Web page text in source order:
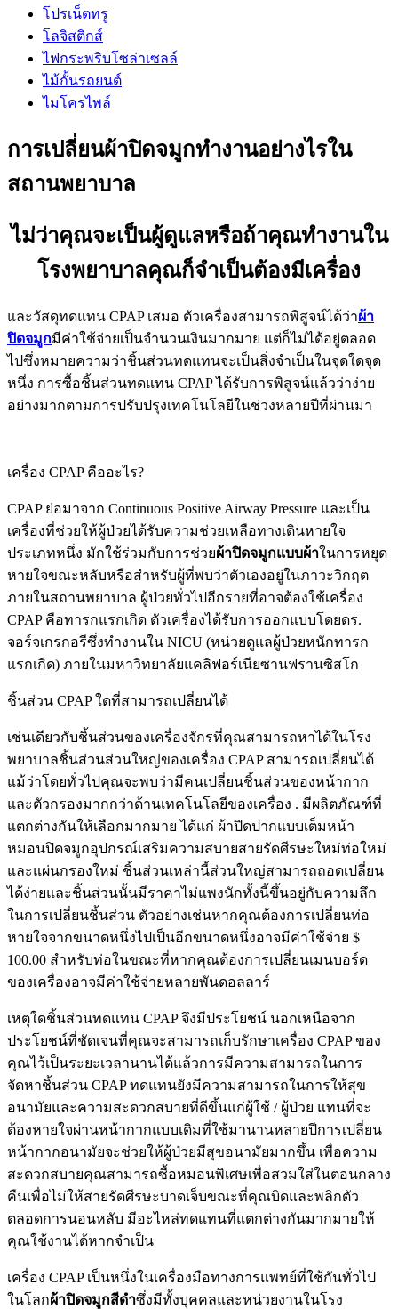
โปรเน็ตทรู
โลจิสติกส์
ไฟกระพริบโซล่าเซลล์
ไม้กั้นรถยนต์
ไมโครไพล์
การเปลี่ยนผ้าปิดจมูกทำงานอย่างไรใน
สถานพยาบาล
ไม่ว่าคุณจะเป็นผู้ดูแลหรือถ้าคุณทำงานใน
โรงพยาบาลคุณก็จำเป็นต้องมีเครื่อง
และวัสดุทดแทน CPAP เสมอ ตัวเครื่องสามารถพิสูจน์ได้ว่าผ้า
ปิดจมูกมีค่าใช้จ่ายเป็นจำนวนเงินมากมาย แต่ก็ไม่ได้อยู่ตลอด
ไปซึ่งหมายความว่าชิ้นส่วนทดแทนจะเป็นสิ่งจำเป็นในจุดใดจุด
หนึ่ง การซื้อชิ้นส่วนทดแทน CPAP ได้รับการพิสูจน์แล้วว่าง่าย
อย่างมากตามการปรับปรุงเทคโนโลยีในช่วงหลายปีที่ผ่านมา
เครื่อง CPAP คืออะไร?
CPAP ย่อมาจาก Continuous Positive Airway Pressure และเป็น
เครื่องที่ช่วยให้ผู้ป่วยได้รับความช่วยเหลือทางเดินหายใจ
ประเภทหนึ่ง มักใช้ร่วมกับการช่วยผ้าปิดจมูกแบบผ้าในการหยุด
หายใจขณะหลับหรือสำหรับผู้ที่พบว่าตัวเองอยู่ในภาวะวิกฤต
ภายในสถานพยาบาล ผู้ป่วยทั่วไปอีกรายที่อาจต้องใช้เครื่อง
CPAP คือทารกแรกเกิด ตัวเครื่องได้รับการออกแบบโดยดร.
จอร์จเกรกอรีซึ่งทำงานใน NICU (หน่วยดูแลผู้ป่วยหนักทารก
แรกเกิด) ภายในมหาวิทยาลัยแคลิฟอร์เนียซานฟรานซิสโก
ชิ้นส่วน CPAP ใดที่สามารถเปลี่ยนได้
เช่นเดียวกับชิ้นส่วนของเครื่องจักรที่คุณสามารถหาได้ในโรง
พยาบาลชิ้นส่วนส่วนใหญ่ของเครื่อง CPAP สามารถเปลี่ยนได้
แม้ว่าโดยทั่วไปคุณจะพบว่ามีคนเปลี่ยนชิ้นส่วนของหน้ากาก
และตัวกรองมากกว่าด้านเทคโนโลยีของเครื่อง . มีผลิตภัณฑ์ที่
แตกต่างกันให้เลือกมากมาย ได้แก่ ผ้าปิดปากแบบเต็มหน้า
หมอนปิดจมูกอุปกรณ์เสริมความสบายสายรัดศีรษะใหม่ท่อใหม่
และแผ่นกรองใหม่ ชิ้นส่วนเหล่านี้ส่วนใหญ่สามารถถอดเปลี่ยน
ได้ง่ายและชิ้นส่วนนั้นมีราคาไม่แพงนักทั้งนี้ขึ้นอยู่กับความลึก
ในการเปลี่ยนชิ้นส่วน ตัวอย่างเช่นหากคุณต้องการเปลี่ยนท่อ
หายใจจากขนาดหนึ่งไปเป็นอีกขนาดหนึ่งอาจมีค่าใช้จ่าย $
100.00 สำหรับท่อในขณะที่หากคุณต้องการเปลี่ยนเมนบอร์ด
ของเครื่องอาจมีค่าใช้จ่ายหลายพันดอลลาร์
เหตุใดชิ้นส่วนทดแทน CPAP จึงมีประโยชน์ นอกเหนือจาก
ประโยชน์ที่ชัดเจนที่คุณจะสามารถเก็บรักษาเครื่อง CPAP ของ
คุณไว้เป็นระยะเวลานานได้แล้วการมีความสามารถในการ
จัดหาชิ้นส่วน CPAP ทดแทนยังมีความสามารถในการให้สุข
อนามัยและความสะดวกสบายที่ดีขึ้นแก่ผู้ใช้ / ผู้ป่วย แทนที่จะ
ต้องหายใจผ่านหน้ากากแบบเดิมที่ใช้มานานหลายปีการเปลี่ยน
หน้ากากอนามัยจะช่วยให้ผู้ป่วยมีสุขอนามัยมากขึ้น เพื่อความ
สะดวกสบายคุณสามารถซื้อหมอนพิเศษเพื่อสวมใส่ในตอนกลาง
คืนเพื่อไม่ให้สายรัดศีรษะบาดเจ็บขณะที่คุณบิดและพลิกตัว
ตลอดการนอนหลับ มีอะไหล่ทดแทนที่แตกต่างกันมากมายให้
คุณใช้งานได้หากจำเป็น
เครื่อง CPAP เป็นหนึ่งในเครื่องมือทางการแพทย์ที่ใช้กันทั่วไป
ในโลกผ้าปิดจมูกสีดําซึ่งมีทั้งบุคคลและหน่วยงานในโรง